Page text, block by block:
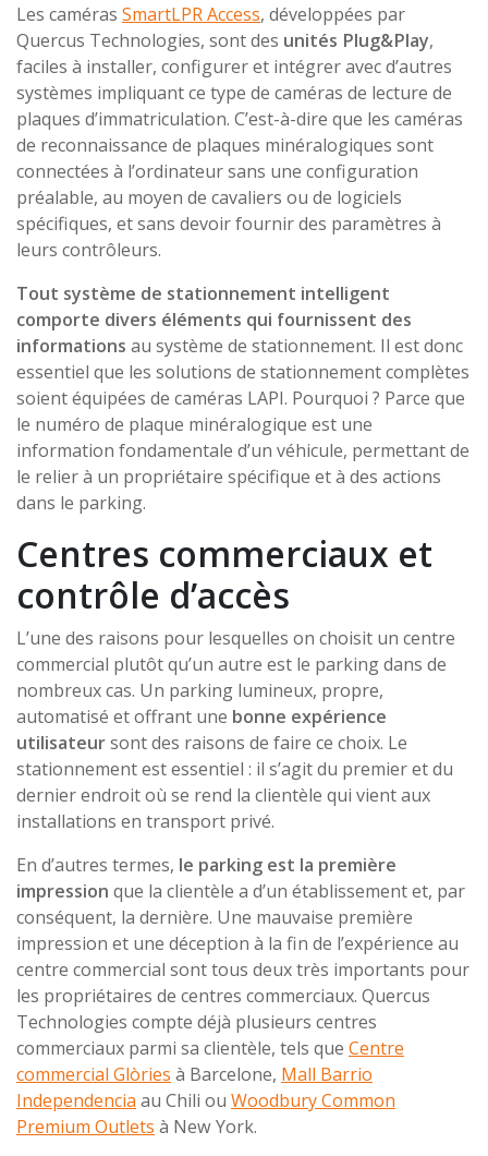
Les caméras SmartLPR Access, développées par
Quercus Technologies, sont des unités Plug&Play,
faciles à installer, configurer et intégrer avec d’autres
systèmes impliquant ce type de caméras de lecture de
plaques d’immatriculation. C’est-à-dire que les caméras
de reconnaissance de plaques minéralogiques sont
connectées à l’ordinateur sans une configuration
préalable, au moyen de cavaliers ou de logiciels
spécifiques, et sans devoir fournir des paramètres à
leurs contrôleurs.
Tout système de stationnement intelligent
comporte divers éléments qui fournissent des
informations au système de stationnement. Il est donc
essentiel que les solutions de stationnement complètes
soient équipées de caméras LAPI. Pourquoi ? Parce que
le numéro de plaque minéralogique est une
information fondamentale d’un véhicule, permettant de
le relier à un propriétaire spécifique et à des actions
dans le parking.
Centres commerciaux et
contrôle d’accès
L’une des raisons pour lesquelles on choisit un centre
commercial plutôt qu’un autre est le parking dans de
nombreux cas. Un parking lumineux, propre,
automatisé et offrant une bonne expérience
utilisateursont des raisons de faire ce choix. Le
stationnement est essentiel : il s’agit du premier et du
dernier endroit où se rend la clientèle qui vient aux
installations en transport privé.
En d’autres termes, le parking est la première
impression que la clientèle a d’un établissement et, par
conséquent, la dernière. Une mauvaise première
impression et une déception à la fin de l’expérience au
centre commercial sont tous deux très importants pour
les propriétaires de centres commerciaux. Quercus
Technologies compte déjà plusieurs centres
commerciaux parmi sa clientèle, tels que Centre
commercial Glòries à Barcelone, Mall Barrio
Independencia au Chili ou Woodbury Common
Premium Outlets à New York.